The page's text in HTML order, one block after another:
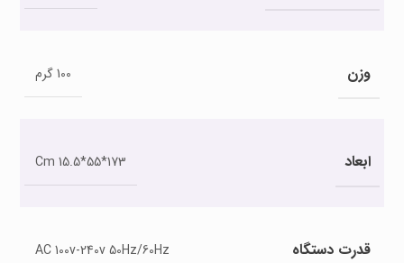
وزن 100 گرم
ابعاد 173*55*15.5 Cm
قدرت دستگاه AC 100v-240v 50Hz/60Hz